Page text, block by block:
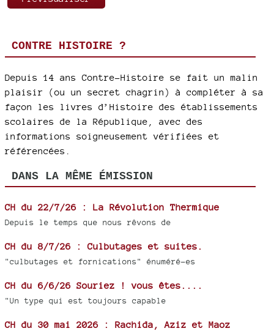
CONTRE HISTOIRE ?
Depuis 14 ans Contre-Histoire se fait un malin
plaisir (ou un secret chagrin) à compléter à sa
façon les livres d’Histoire des établissements
scolaires de la République, avec des
informations soigneusement vérifiées et
référencées.
DANS LA MÊME ÉMISSION
CH du 22/7/26 : La Révolution Thermique
Depuis le temps que nous rêvons de
CH du 8/7/26 : Culbutages et suites.
"culbutages et fornications" énuméré-es
CH du 6/6/26 Souriez ! vous êtes....
"Un type qui est toujours capable
CH du 30 mai 2026 : Rachida, Aziz et Maoz